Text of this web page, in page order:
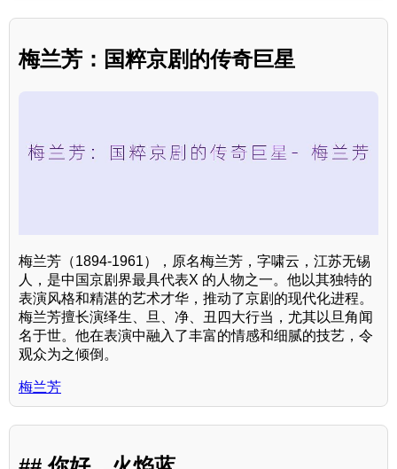
梅兰芳：国粹京剧的传奇巨星
梅兰芳（1894-1961），原名梅兰芳，字啸云，江苏无锡
人，是中国京剧界最具代表X 的人物之一。他以其独特的
表演风格和精湛的艺术才华，推动了京剧的现代化进程。
梅兰芳擅长演绎生、旦、净、丑四大行当，尤其以旦角闻
名于世。他在表演中融入了丰富的情感和细腻的技艺，令
观众为之倾倒。
梅兰芳